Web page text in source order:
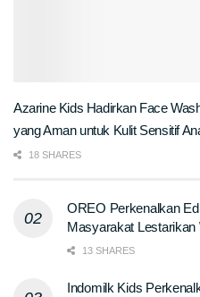
Azarine Kids Hadirkan Face Wash dan Moisturizer
yang Aman untuk Kulit Sensitif
18 SHARES
OREO Perkenalkan
Masyarakat Lestarikan
13 SHARES
Indomilk Kids